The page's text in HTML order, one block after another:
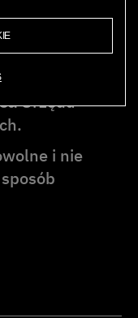
Urzędu
i nie